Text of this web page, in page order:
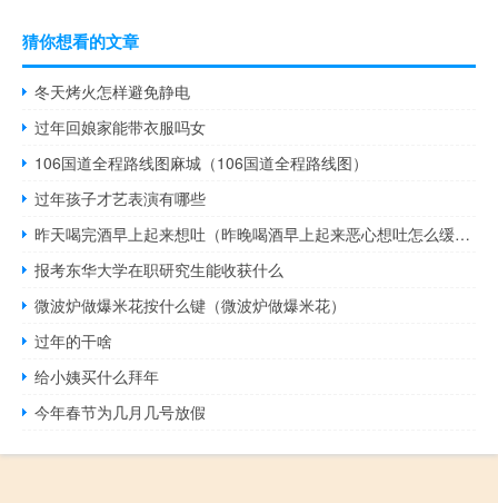
猜你想看的文章
冬天烤火怎样避免静电
过年回娘家能带衣服吗女
106国道全程路线图麻城（106国道全程路线图）
过年孩子才艺表演有哪些
昨天喝完酒早上起来想吐（昨晚喝酒早上起来恶心想吐怎么缓解）
报考东华大学在职研究生能收获什么
微波炉做爆米花按什么键（微波炉做爆米花）
过年的干啥
给小姨买什么拜年
今年春节为几月几号放假